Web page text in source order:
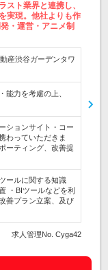
スト業界と連携し、
実現。他社よりも作
・運営・アニメ制
産渋谷ガーデンタワ
能力を考慮の上、
ションサイト・コー
わっていただきま
ーティング、改善提
ールに関する知識
・BIツールなどを利
善プラン立案、及び
求人管理No. Cyga42